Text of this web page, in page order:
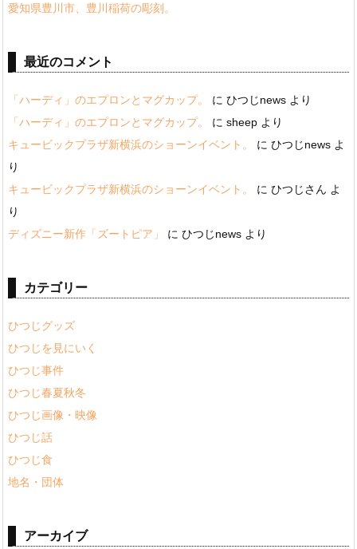
愛知県豊川市、豊川稲荷の彫刻。
最近のコメント
「ハーディ」のエプロンとマグカップ。 に ひつじnews より
「ハーディ」のエプロンとマグカップ。
に sheep より
キュービックプラザ新横浜のショーンイベント。
に ひつじnews よ
り
キュービックプラザ新横浜のショーンイベント。
に ひつじさん よ
り
ディズニー新作「ズートピア」
に ひつじnews より
カテゴリー
ひつじグッズ
ひつじを見にいく
ひつじ事件
ひつじ春夏秋冬
ひつじ画像・映像
ひつじ話
ひつじ食
地名・団体
アーカイブ